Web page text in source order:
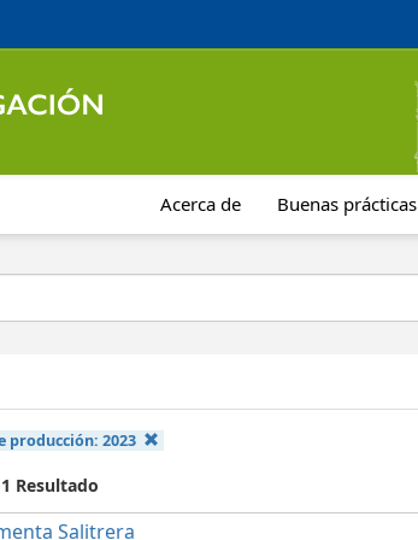
Acerca de Buenas prácticas
producción: 2023
Resultado
Salitrera